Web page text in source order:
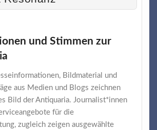
und Stimmen zur
Bildmaterial und
aus Medien und Blogs zeichnen
Bild der Antiquaria. Journalist*innen
für die
zugleich zeigen ausgewählte